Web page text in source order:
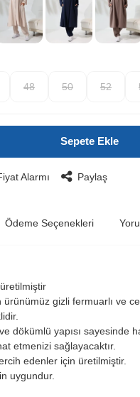
48 50 52
Sepete Ekle
Alarmı Paylaş
Ödeme Seçenekleri
gizli fermuarlı ve
dökümlü yapısı sayesinde
etmenizi sağlayacaktır.
edenler için üretilmiştir.
uygundur.